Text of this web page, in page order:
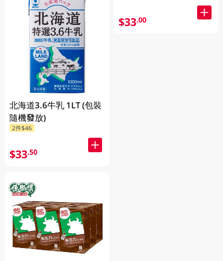
北海道3.6牛乳 1LT (包裝
隨機發放)
2件$46
$33.50
$33.00